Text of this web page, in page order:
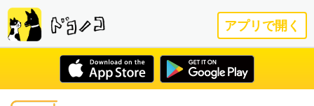
アプリで開く